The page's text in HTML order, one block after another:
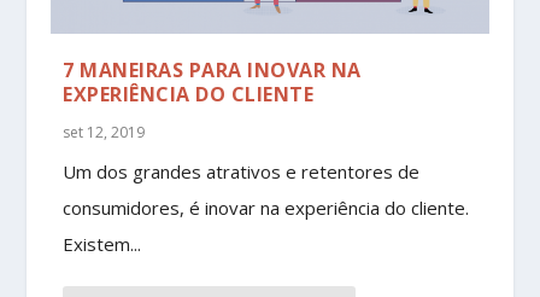
7 MANEIRAS PARA INOVAR NA
EXPERIÊNCIA DO CLIENTE
set 12, 2019
Um dos grandes atrativos e retentores de
consumidores, é inovar na experiência do cliente.
Existem...